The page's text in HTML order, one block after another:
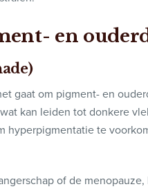
en
gaat om pigment- en
kan leiden tot donkere
hyperpigmentatie te
of de